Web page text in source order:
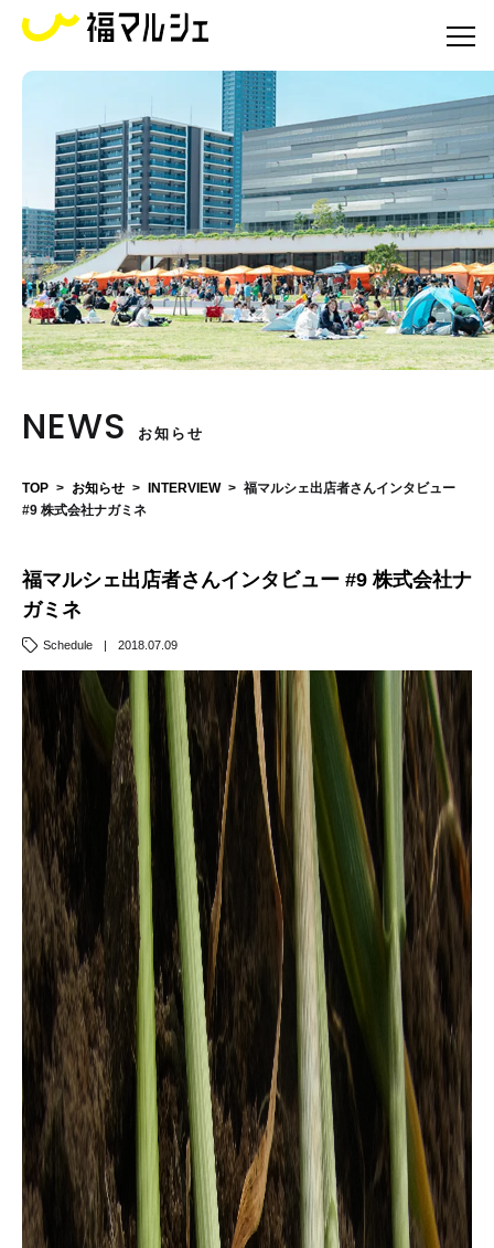
NEWS お知らせ
TOP > お知らせ > INTERVIEW > 福マルシェ出店者さんインタビュー
#9 株式会社ナガミネ
福マルシェ出店者さんインタビュー #9 株式会社ナ
ガミネ
Schedule 2018.07.09